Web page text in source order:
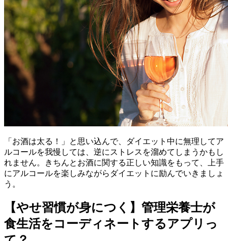
「お酒は太る！」と思い込んで、ダイエット中に無理してア
ルコールを我慢しては、逆にストレスを溜めてしまうかもし
れません。きちんとお酒に関する正しい知識をもって、上手
にアルコールを楽しみながらダイエットに励んでいきましょ
う。
【やせ習慣が身につく】管理栄養士が
食生活をコーディネートするアプリっ